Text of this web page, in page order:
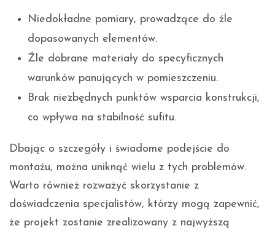
Niedokładne pomiary, prowadzące do źle
dopasowanych elementów.
Źle dobrane materiały do specyficznych
warunków panujących w pomieszczeniu.
Brak niezbędnych punktów wsparcia konstrukcji,
co wpływa na stabilność sufitu.
Dbając o szczegóły i świadome podejście do
montażu, można uniknąć wielu z tych problemów.
Warto również rozważyć skorzystanie z
doświadczenia specjalistów, którzy mogą zapewnić,
że projekt zostanie zrealizowany z najwyższą